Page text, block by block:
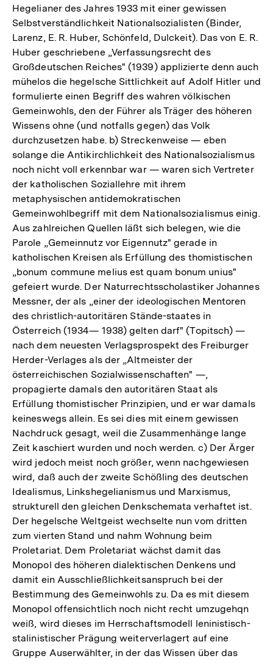
Hegelianer des Jahres 1933 mit einer gewissen
Selbstverständlichkeit Nationalsozialisten (Binder,
Larenz, E. R. Huber, Schönfeld, Dulckeit). Das von E. R.
Huber geschriebene „Verfassungsrecht des
Großdeutschen Reiches" (1939) applizierte denn auch
mühelos die hegelsche Sittlichkeit auf Adolf Hitler und
formulierte einen Begriff des wahren völkischen
Gemeinwohls, den der Führer als Träger des höheren
Wissens ohne (und notfalls gegen) das Volk
durchzusetzen habe. b) Streckenweise — eben
solange die Antikirchlichkeit des Nationalsozialismus
noch nicht voll erkennbar war — waren sich Vertreter
der katholischen Soziallehre mit ihrem
metaphysischen antidemokratischen
Gemeinwohlbegriff mit dem Nationalsozialismus einig.
Aus zahlreichen Quellen läßt sich belegen, wie die
Parole „Gemeinnutz vor Eigennutz" gerade in
katholischen Kreisen als Erfüllung des thomistischen
„bonum commune melius est quam bonum unius"
gefeiert wurde. Der Naturrechtsscholastiker Johannes
Messner, der als „einer der ideologischen Mentoren
des christlich-autoritären Stände-staates in
Österreich (1934— 1938) gelten darf" (Topitsch) —
nach dem neuesten Verlagsprospekt des Freiburger
Herder-Verlages als der „Altmeister der
österreichischen Sozialwissenschaften" —,
propagierte damals den autoritären Staat als
Erfüllung thomistischer Prinzipien, und er war damals
keineswegs allein. Es sei dies mit einem gewissen
Nachdruck gesagt, weil die Zusammenhänge lange
Zeit kaschiert wurden und noch werden. c) Der Ärger
wird jedoch meist noch größer, wenn nachgewiesen
wird, daß auch der zweite Schößling des deutschen
Idealismus, Linkshegelianismus und Marxismus,
strukturell den gleichen Denkschemata verhaftet ist.
Der hegelsche Weltgeist wechselte nun vom dritten
zum vierten Stand und nahm Wohnung beim
Proletariat. Dem Proletariat wächst damit das
Monopol des höheren dialektischen Denkens und
damit ein Ausschließlichkeitsanspruch bei der
Bestimmung des Gemeinwohls zu. Da es mit diesem
Monopol offensichtlich noch nicht recht umzugehqn
weiß, wird dieses im Herrschaftsmodell leninistisch-
stalinistischer Prägung weiterverlagert auf eine
Gruppe Auserwählter, in der das Wissen über das